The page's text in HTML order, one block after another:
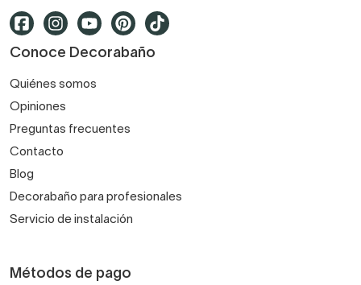
Conoce Decorabaño
Quiénes somos
Opiniones
Preguntas frecuentes
Contacto
Blog
Decorabaño para profesionales
Servicio de instalación
Métodos de pago